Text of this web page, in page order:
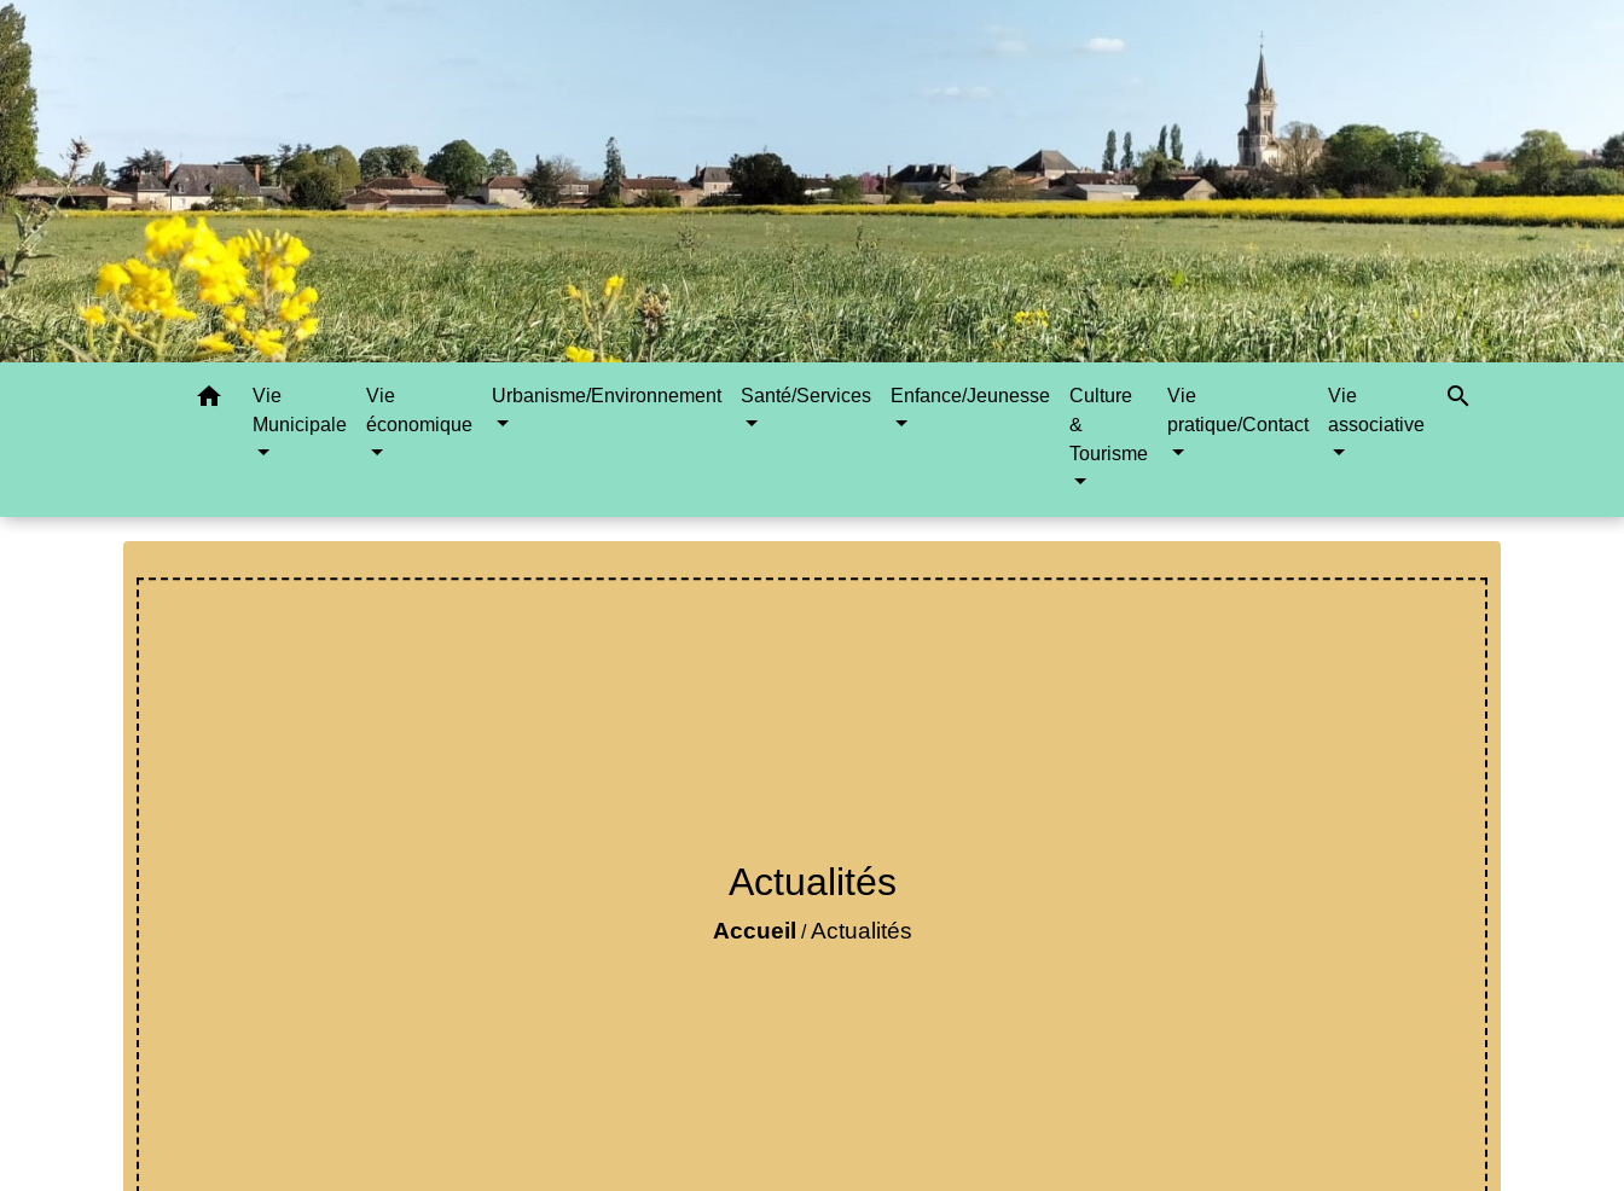
home
Vie
Municipale
Vie
économique
Urbanisme/Environnement Santé/Services Enfance/Jeunesse
Culture
&
Tourisme
Vie
pratique/Contact
Vie
associative
search
Actualités
Accueil /Actualités